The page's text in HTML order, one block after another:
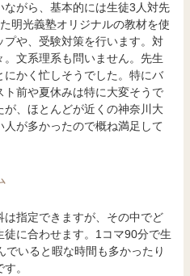
がら、基本的には生徒3人対先
明光義塾オリジナルの教材を使
や、受験対策を行います。対
文系理系も問いません。先生
かく忙しそうでした。特にバ
前や夏休みは特に大変そうで
が、ほとんどが近くの神奈川大
が多かったので概ね満足して
指定できますが、その中でど
に合わせます。1コマ90分で生
いると暇な時間も多かったり
。